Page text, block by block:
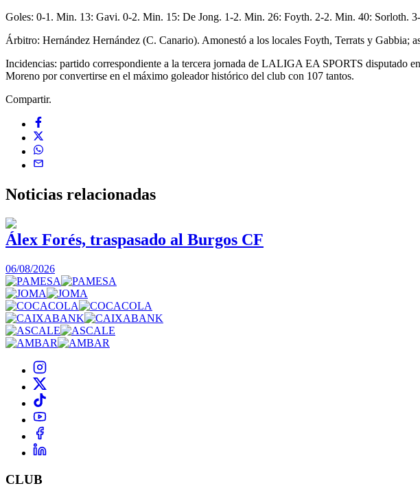
Goles: 0-1. Min. 13: Gavi. 0-2. Min. 15: De Jong. 1-2. Min. 26: Foyth. 2-2. Min. 40:
Árbitro: Hernández Hernández (C. Canario). Amonestó a los locales Foyth, Terrats y Gabbia;
Incidencias: partido correspondiente a la tercera jornada de LALIGA EA SPORTS disputado
Moreno por convertirse en el máximo goleador histórico del club con 107 tantos.
Compartir.
Noticias relacionadas
Álex Forés, traspasado al Burgos CF
06/08/2026
CLUB